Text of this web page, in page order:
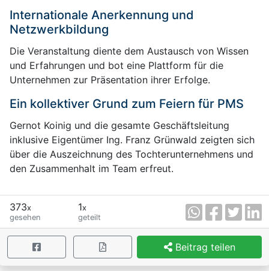
Internationale Anerkennung und
Netzwerkbildung
Die Veranstaltung diente dem Austausch von Wissen
und Erfahrungen und bot eine Plattform für die
Unternehmen zur Präsentation ihrer Erfolge.
Ein kollektiver Grund zum Feiern für PMS
Gernot Koinig und die gesamte Geschäftsleitung
inklusive Eigentümer Ing. Franz Grünwald zeigten sich
über die Auszeichnung des Tochterunternehmens und
den Zusammenhalt im Team erfreut.
373x
gesehen
1x
geteilt
Beitrag teilen